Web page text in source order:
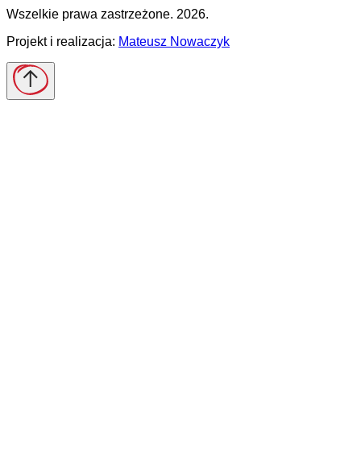
Wszelkie prawa zastrzeżone. 2026.
Projekt i realizacja: Mateusz Nowaczyk